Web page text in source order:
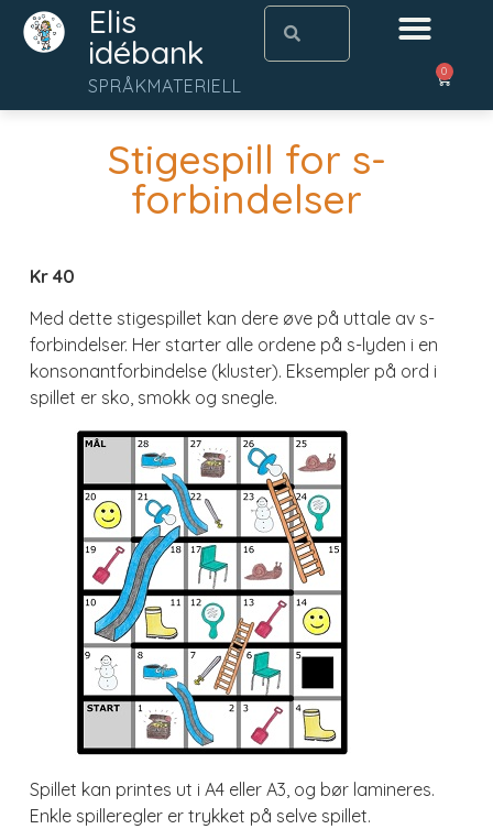
Elis
idébank
SPRÅKMATERIELL
0
Stigespill for s-
forbindelser
Kr 40
Med dette stigespillet kan dere øve på uttale av s-
forbindelser. Her starter alle ordene på s-lyden i en
konsonantforbindelse (kluster). Eksempler på ord i
spillet er sko, smokk og snegle.
Spillet kan printes ut i A4 eller A3, og bør lamineres.
Enkle spilleregler er trykket på selve spillet.